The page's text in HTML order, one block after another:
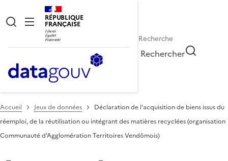
RÉPUBLIQUE
FRANÇAISE
Rechercher
Accueil Jeux de données
Déclaration de l'acquisition de biens issus du
réemploi, de la réutilisation ou intégrant des matières recyclées (organisation
Communauté d'Agglomération Territoires Vendômois)